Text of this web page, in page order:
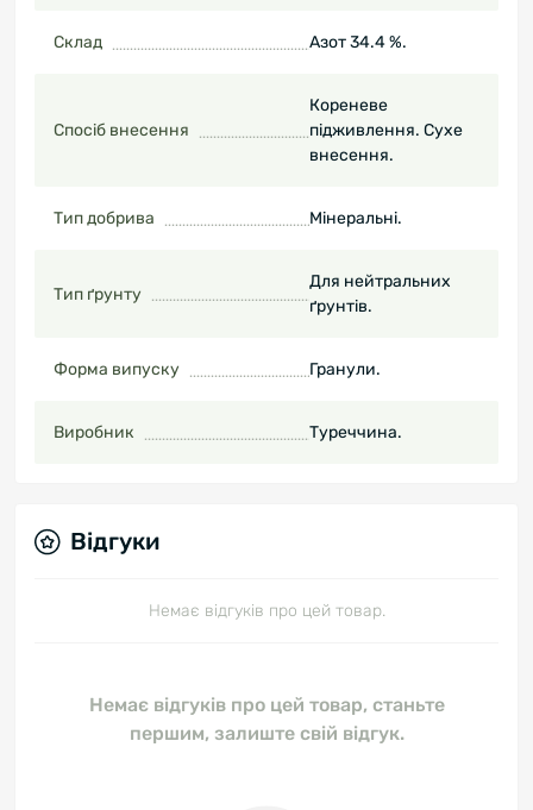
Склад Азот 34.4 %.
Спосіб внесення
Кореневе
підживлення. Сухе
внесення.
Тип добрива Мінеральні.
Тип ґрунту
Для нейтральних
ґрунтів.
Форма випуску Гранули.
Виробник Туреччина.
Відгуки
Немає відгуків про цей товар.
Немає відгуків про цей товар, станьте
першим, залиште свій відгук.